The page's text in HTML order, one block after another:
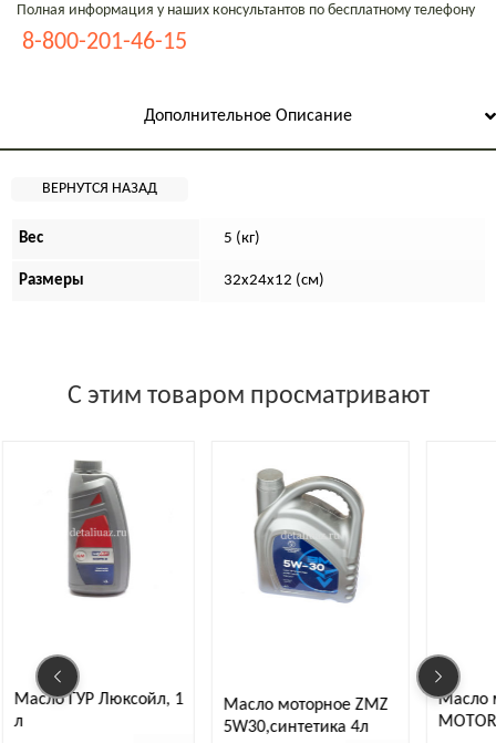
Полная информация у наших консультантов по бесплатному телефону
8-800-201-46-15
Дополнительное Описание
Вес 5 (кг)
Размеры 32х24х12 (см)
С этим товаром просматривают
ГУР Люксойл, 1
Масло моторное ZMZ
5W30,синтетика 4л
Масло
MOTOR OIL